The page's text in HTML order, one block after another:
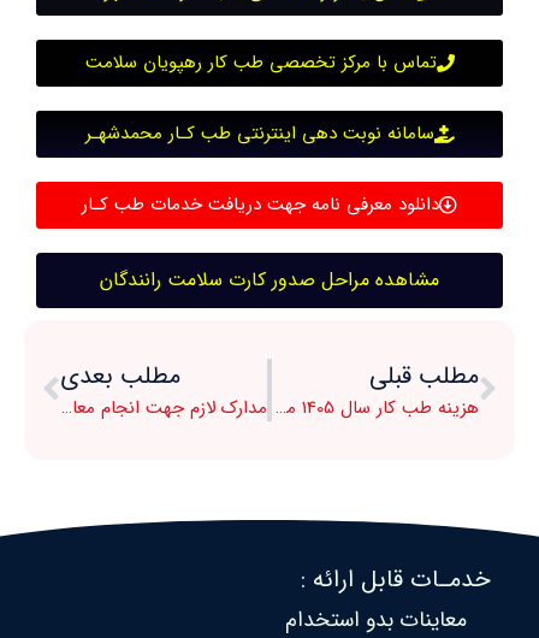
تماس با مرکز تخصصی طب کار رهپویان سلامت
سامانه نوبت دهی اینترنتی طب کـار محمدشهـر
دانلود معرفی نامه جهت دریافت خدمات طب کـار
مشاهده مراحل صدور کارت سلامت رانندگان
مطلب قبلی
هزینه طب کار سال 1405 معاینات بدو استخدام و معاینات دوره ای
مطلب بعدی
مدارک لازم جهت انجام معاینات بدو استخدام طب کار
خدمـات قابل ارائه :
معاینات بدو استخدام